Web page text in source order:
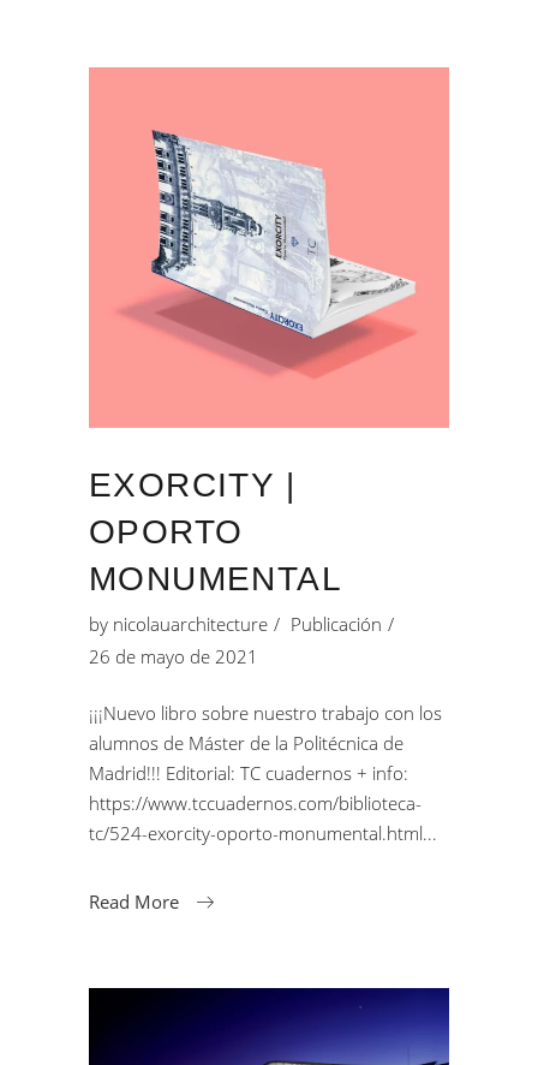
EXORCITY |
OPORTO
MONUMENTAL
by nicolauarchitecture
Publicación
26 de mayo de 2021
¡¡¡Nuevo libro sobre nuestro trabajo con los
alumnos de Máster de la Politécnica de
Madrid!!! Editorial: TC cuadernos + info:
https://www.tccuadernos.com/biblioteca-
tc/524-exorcity-oporto-monumental.html
Read More